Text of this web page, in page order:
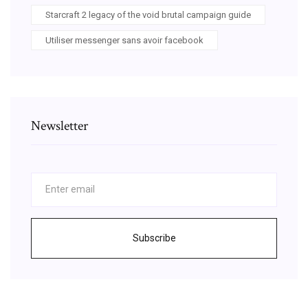
Starcraft 2 legacy of the void brutal campaign guide
Utiliser messenger sans avoir facebook
Newsletter
Subscribe